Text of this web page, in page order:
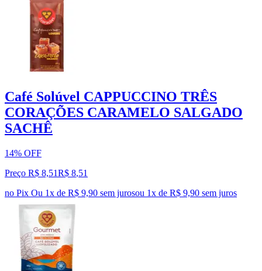
Café Solúvel CAPPUCCINO TRÊS
CORAÇÕES CARAMELO SALGADO
SACHÊ
14% OFF
Preço R$ 8,51R$ 8,51
no Pix Ou 1x de R$ 9,90 sem jurosou 1x de R$ 9,90 sem juros